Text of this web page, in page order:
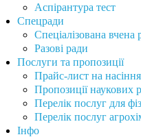
Аспірантура тест
Спецради
Спеціалізована вчена
Разові ради
Послуги та пропозиції
Прайс-лист на
Пропозиції наукових
Перелік послуг для
Перелік послуг
Інфо